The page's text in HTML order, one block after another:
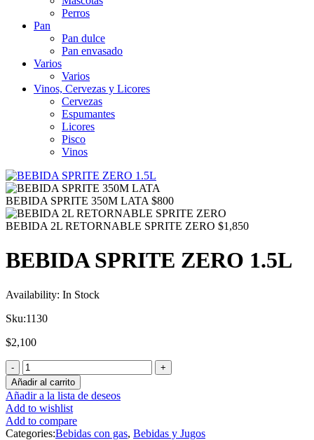
Perros
Pan
Pan dulce
Pan envasado
Varios
Varios
Vinos, Cervezas y Licores
Cervezas
Espumantes
Licores
Pisco
Vinos
BEBIDA SPRITE 350M LATA $800
BEBIDA 2L RETORNABLE SPRITE ZERO $1,850
BEBIDA SPRITE ZERO 1.5L
Availability: In Stock
Sku:1130
$2,100
Añadir al carrito
Añadir a la lista de deseos
Add to wishlist
Add to compare
Categories:Bebidas con gas, Bebidas y Jugos